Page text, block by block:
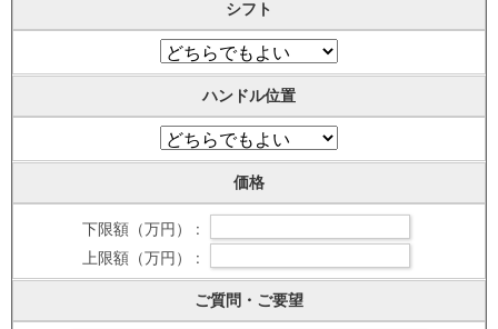
シフト
ハンドル位置
価格
下限額（万円） :
上限額（万円） :
ご質問・ご要望